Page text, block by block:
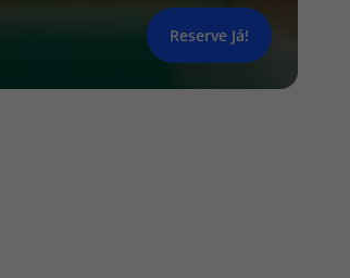
Reserve Já!